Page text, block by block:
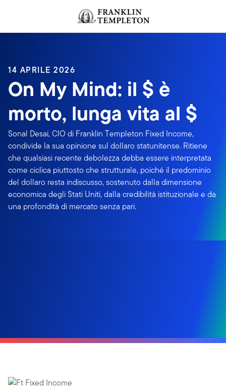
Header menu toggle
14 APRILE 2026
On My Mind: il $ è
morto, lunga vita al $
Sonal Desai, CIO di Franklin Templeton Fixed Income,
condivide la sua opinione sul dollaro statunitense. Ritiene
che qualsiasi recente debolezza debba essere interpretata
come ciclica piuttosto che strutturale, poiché il predominio
del dollaro resta indiscusso, sostenuto dalla dimensione
economica degli Stati Uniti, dalla credibilità istituzionale e da
una profondità di mercato senza pari.